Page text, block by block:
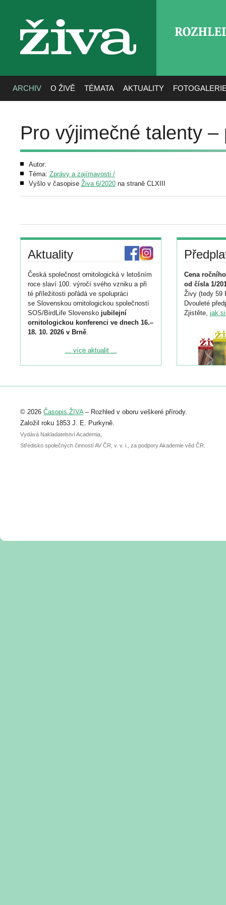
živa
ARCHIV O ŽIVĚ TÉMATA AKTUALITY
Pro výjimečné talenty
Autor:
Téma: Zprávy a zajímavosti /
Vyšlo v časopise Živa 6/2020 na straně CLXIII
Aktuality
Česká společnost ornitologická v letošním
roce slaví 100. výročí svého vzniku a při
té příležitosti pořádá ve spolupráci
se Slovenskou ornitologickou společností
SOS/BirdLife Slovensko jubilejní
ornitologickou konferenci ve dnech 16.–
18. 10. 2026 v Brně.
Podrobnější informace ke konferenci
Registrovat se můžete do 6. září.
abstraktu přihlášené přednášky nebo
posteru je už 30. června.
... více aktualit ...
Cena
od čísla 1/
Živy (tedy 59
Dvouleté
Zjistěte, jak
© 2026 Časopis ŽIVA– Rozhled v oboru veškeré přírody.
Založil roku 1853 J. E. Purkyně.
Vydává Nakladatelství Academia,
Středisko společných činností AV ČR, v. v. i., za podpory Akademie věd ČR.